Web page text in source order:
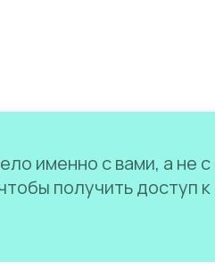
именно с вами, а не
получить доступ к